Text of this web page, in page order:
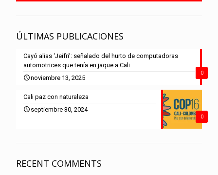
ÚLTIMAS PUBLICACIONES
0
Cayó alias ‘Jeifri’: señalado del hurto de computadoras
automotrices que tenía en jaque a Cali
noviembre 13, 2025
0
Cali paz con naturaleza
septiembre 30, 2024
RECENT COMMENTS